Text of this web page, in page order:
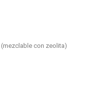
con zeolita)